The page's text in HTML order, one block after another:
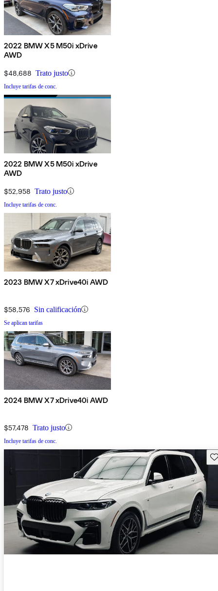
2022 BMW X5 M50i xDrive
AWD
$48,688 Trato justo
Incluye tarifas de conc.
2022 BMW X5 M50i xDrive
AWD
$52,958 Trato justo
Incluye tarifas de conc.
2023 BMW X7 xDrive40i AWD
$58,576 Sin calificación
Se aplican tarifas
2024 BMW X7 xDrive40i AWD
$57,478 Trato justo
Incluye tarifas de conc.